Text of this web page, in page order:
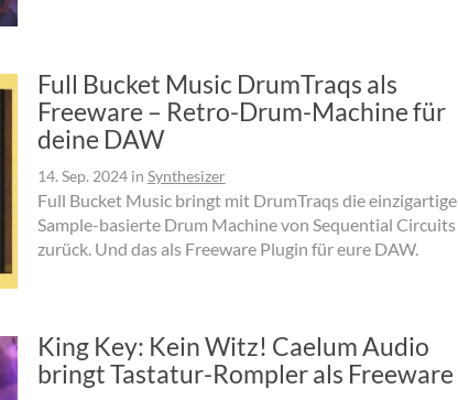
Full Bucket Music DrumTraqs als
Freeware – Retro-Drum-Machine für
deine DAW
14. Sep. 2024in Synthesizer
Full Bucket Music bringt mit DrumTraqs die einzigartige
Sample-basierte Drum Machine von Sequential Circuits
zurück. Und das als Freeware Plugin für eure DAW.
King Key: Kein Witz! Caelum Audio
bringt Tastatur-Rompler als Freeware